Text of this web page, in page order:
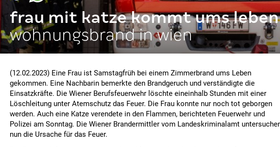
frau mit katze kommt ums leben
wohnungsbrand in wien
(12.02.2023) Eine Frau ist Samstagfrüh bei einem Zimmerbrand ums Leben
gekommen. Eine Nachbarin bemerkte den Brandgeruch und verständigte die
Einsatzkräfte. Die Wiener Berufsfeuerwehr löschte eineinhalb Stunden mit einer
Löschleitung unter Atemschutz das Feuer. Die Frau konnte nur noch tot geborgen
werden. Auch eine Katze verendete in den Flammen, berichteten Feuerwehr und
Polizei am Sonntag. Die Wiener Brandermittler vom Landeskriminalamt
nun die Ursache für das Feuer.